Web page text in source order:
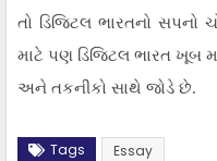
તો ડિજિટલ ભારતનો સપનો
માટે પણ ડિજિટલ ભારત ખૂબ
અને તકનીકો સાથે જોડે છે.
Tags Essay